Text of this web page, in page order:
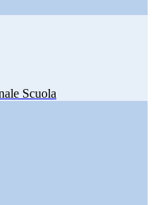
Scuola